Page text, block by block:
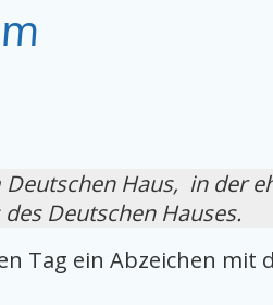
Haus, in der
Deutschen Hauses.
Tag ein Abzeichen mit